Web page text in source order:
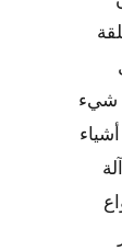
شيء